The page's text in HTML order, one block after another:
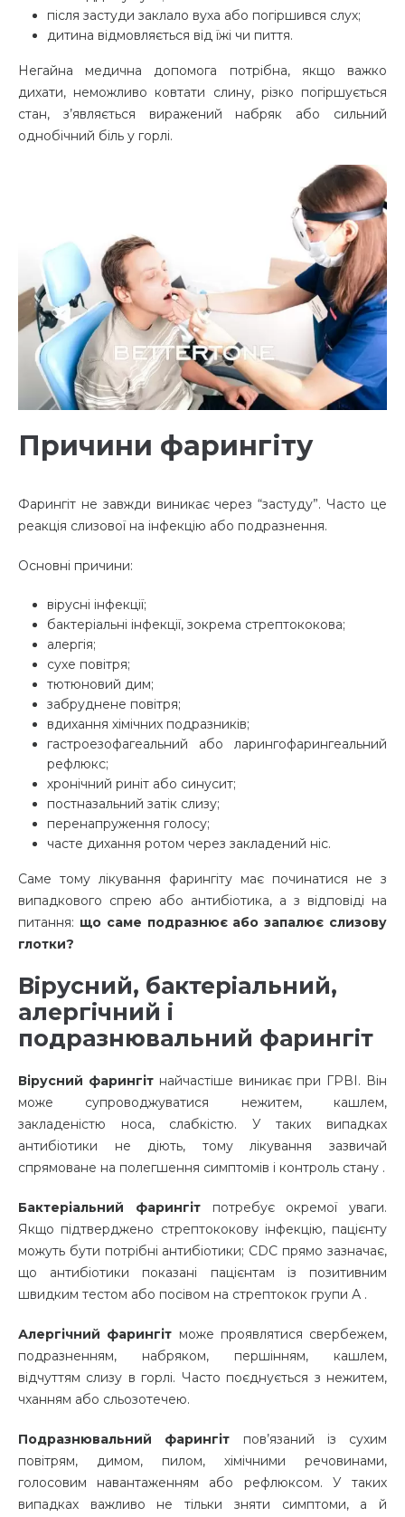
після застуди заклало вуха або погіршився слух;
дитина відмовляється від їжі чи пиття.
Негайна медична допомога потрібна, якщо важко
дихати, неможливо ковтати слину, різко погіршується
стан, з’являється виражений набряк або сильний
однобічний біль у горлі.
Причини фарингіту
Фарингіт не завжди виникає через “застуду”. Часто це
реакція слизової на інфекцію або подразнення.
Основні причини:
вірусні інфекції;
бактеріальні інфекції, зокрема стрептококова;
алергія;
сухе повітря;
тютюновий дим;
забруднене повітря;
вдихання хімічних подразників;
гастроезофагеальний або ларингофарингеальний
рефлюкс;
хронічний риніт або синусит;
постназальний затік слизу;
перенапруження голосу;
часте дихання ротом через закладений ніс.
Саме тому лікування фарингіту має починатися не з
випадкового спрею або антибіотика, а з відповіді на
питання: що саме подразнює або запалює слизову
глотки?
Вірусний, бактеріальний,
алергічний і
подразнювальний фарингіт
Вірусний фарингітнайчастіше виникає при ГРВІ. Він
може супроводжуватися нежитем, кашлем,
закладеністю носа, слабкістю. У таких випадках
антибіотики не діють, тому лікування зазвичай
спрямоване на полегшення симптомів і контроль стану .
Бактеріальний фарингітпотребує окремої уваги.
Якщо підтверджено стрептококову інфекцію, пацієнту
можуть бути потрібні антибіотики; CDC прямо зазначає,
що антибіотики показані пацієнтам із позитивним
швидким тестом або посівом на стрептокок групи А .
Алергічний фарингіт може проявлятися свербежем,
подразненням, набряком, першінням, кашлем,
відчуттям слизу в горлі. Часто поєднується з нежитем,
чханням або сльозотечею.
Подразнювальний фарингіт пов’язаний із сухим
повітрям, димом, пилом, хімічними речовинами,
голосовим навантаженням або рефлюксом. У таких
випадках важливо не тільки зняти симптоми, а й